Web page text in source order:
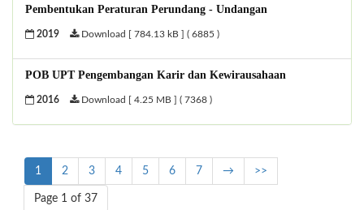
Pembentukan Peraturan Perundang - Undangan
2019 Download [ 784.13 kB ] ( 6885 )
POB UPT Pengembangan Karir dan Kewirausahaan
2016 Download [ 4.25 MB ] ( 7368 )
1 2 3 4 5 6 7 → >>
Page 1 of 37